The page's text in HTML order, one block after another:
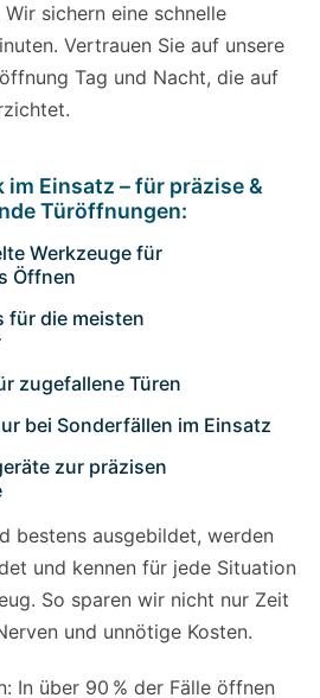
sichern eine schnelle
Vertrauen Sie auf unsere
Tag und Nacht, die auf
im Einsatz – für präzise &
Türöffnungen:
Werkzeuge für
Öffnen
für die meisten
zugefallene Türen
bei Sonderfällen im Einsatz
zur präzisen
bestens ausgebildet, werden
und kennen für jede Situation
So sparen wir nicht nur Zeit
und unnötige Kosten.
In über 90 % der Fälle öffnen